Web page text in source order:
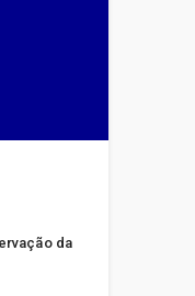
da
de
de